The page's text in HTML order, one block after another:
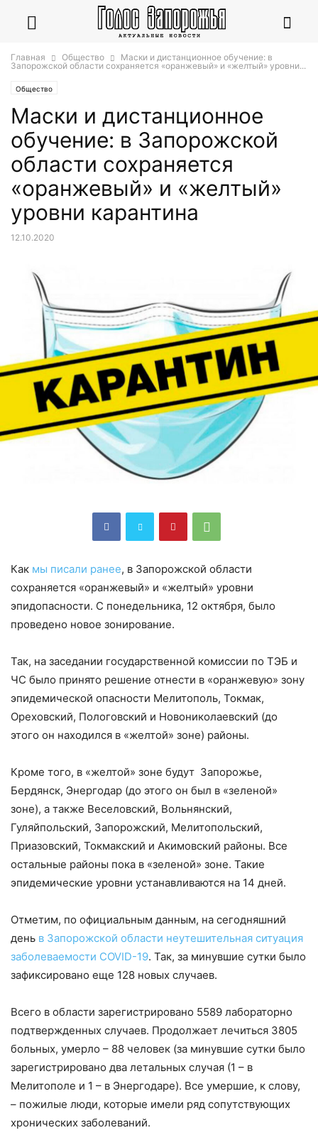
Главная Общество
Маски и дистанционное обучение: в
Запорожской области сохраняется «оранжевый» и «желтый» уровни...
Общество
Маски и дистанционное
обучение: в Запорожской
области сохраняется
«оранжевый» и «желтый»
уровни карантина
12.10.2020
Как мы писали ранее, в Запорожской области
сохраняется «оранжевый» и «желтый» уровни
эпидопасности. С понедельника, 12 октября, было
проведено новое зонирование.
Так, на заседании государственной комиссии по ТЭБ и
ЧС было принято решение отнести в «оранжевую» зону
эпидемической опасности Мелитополь, Токмак,
Ореховский, Пологовский и Новониколаевский (до
этого он находился в «желтой» зоне) районы.
Кроме того, в «желтой» зоне будут Запорожье,
Бердянск, Энергодар (до этого он был в «зеленой»
зоне), а также Веселовский, Вольнянский,
Гуляйпольский, Запорожский, Мелитопольский,
Приазовский, Токмакский и Акимовский районы. Все
остальные районы пока в «зеленой» зоне. Такие
эпидемические уровни устанавливаются на 14 дней.
Отметим, по официальным данным, на сегодняшний
день в Запорожской области неутешительная ситуация
заболеваемости COVID-19. Так, за минувшие сутки было
зафиксировано еще 128 новых случаев.
Всего в области зарегистрировано 5589 лабораторно
подтвержденных случаев. Продолжает лечиться 3805
больных, умерло – 88 человек (за минувшие сутки было
зарегистрировано два летальных случая (1 – в
Мелитополе и 1 – в Энергодаре). Все умершие, к слову,
– пожилые люди, которые имели ряд сопутствующих
хронических заболеваний.